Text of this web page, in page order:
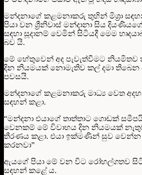
මන්දනාගේ කළමනාකරු තුහින් මිශ්‍රා
පියා වන ශ්‍රීනිවාස් මන්දානා සිය
සඳහා සූදානම් වෙමින් සිටියදී මෙම
බව යි.
මේ හේතුවෙන් අද පැවැත්වීමට නියමිතව
දින නියමයක් නොමැතිව කල් දමා තිබෙන
පවසයි.
මන්දනාගේ කළමනාකරු මාධ්‍ය වෙත
සඳහන් කළා.
“මන්දනා එයාගේ තාත්තාට ගොඩක්
වෙනකම් මේ විවාහය දින නියමයක්
තීරණය කළා. එයා ඉක්මණින් සුව වෙන්න
කරනවා”
ඇයගේ පියා මේ වන විට රෝහල්ගතව
සඳහන් කළේ ය.